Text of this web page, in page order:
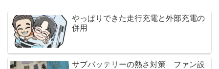
やっぱりできた走行充電と外部充電の
併用
サブバッテリーの熱さ対策 ファン設